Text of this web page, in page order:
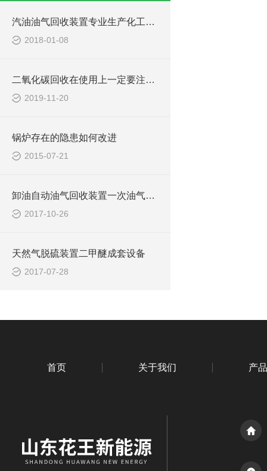
汽油油气回收装置专业生产化工厂油气回收设备
2018-01-08
二氧化碳回收在使用上一定要注意以下五点事项
2019-11-20
锅炉存在的隐患如何改进
2015-07-21
卸油自动油气回收装置一次油气回收装置
2017-10-26
天然气脱硫装置二甲醚成套设备
2017-07-28
首页 关于我们 产